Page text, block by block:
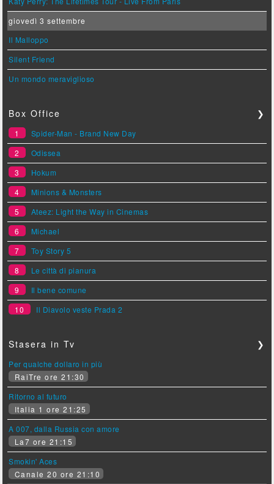
giovedì 3 settembre
Il Malloppo
Silent Friend
Un mondo meraviglioso
Box Office ❯
1
Spider-Man - Brand New Day
2
Odissea
3
Hokum
4
Minions & Monsters
5
Ateez: Light the Way in Cinemas
6
Michael
7
Toy Story 5
8
Le città di pianura
9
Il bene comune
10
Il Diavolo veste Prada 2
Stasera in Tv ❯
Per qualche dollaro in più
RaiTre ore 21:30
Ritorno al futuro
Italia 1 ore 21:25
A 007, dalla Russia con amore
La7 ore 21:15
Smokin' Aces
Canale 20 ore 21:10